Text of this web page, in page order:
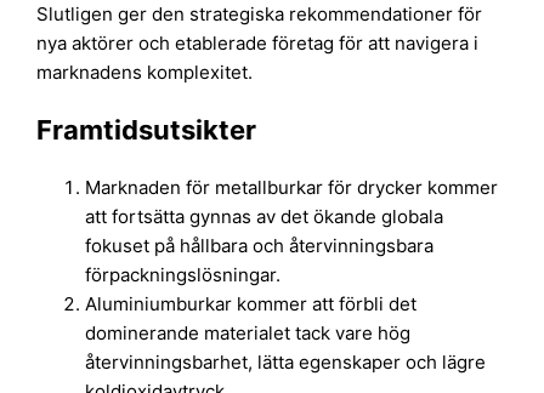
Slutligen ger den strategiska rekommendationer för
nya aktörer och etablerade företag för att navigera i
marknadens komplexitet.
Framtidsutsikter
Marknaden för metallburkar för drycker kommer
att fortsätta gynnas av det ökande globala
fokuset på hållbara och återvinningsbara
förpackningslösningar.
Aluminiumburkar kommer att förbli det
dominerande materialet tack vare hög
återvinningsbarhet, lätta egenskaper och lägre